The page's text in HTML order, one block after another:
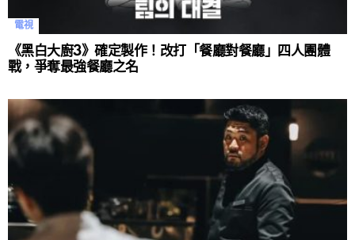
電視
《黑白大廚3》確定製作！改打「餐廳對餐廳」四人團體
戰，爭奪最強餐廳之名